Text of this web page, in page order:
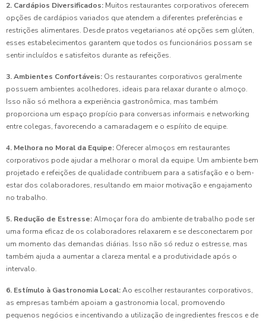
2. Cardápios Diversificados: Muitos restaurantes corporativos oferecem
opções de cardápios variados que atendem a diferentes preferências e
restrições alimentares. Desde pratos vegetarianos até opções sem glúten,
esses estabelecimentos garantem que todos os funcionários possam se
sentir incluídos e satisfeitos durante as refeições.
3. Ambientes Confortáveis: Os restaurantes corporativos geralmente
possuem ambientes acolhedores, ideais para relaxar durante o almoço.
Isso não só melhora a experiência gastronômica, mas também
proporciona um espaço propício para conversas informais e networking
entre colegas, favorecendo a camaradagem e o espírito de equipe.
4. Melhora no Moral da Equipe: Oferecer almoços em restaurantes
corporativos pode ajudar a melhorar o moral da equipe. Um ambiente bem
projetado e refeições de qualidade contribuem para a satisfação e o bem-
estar dos colaboradores, resultando em maior motivação e engajamento
no trabalho.
5. Redução de Estresse:Almoçar fora do ambiente de trabalho pode ser
uma forma eficaz de os colaboradores relaxarem e se desconectarem por
um momento das demandas diárias. Isso não só reduz o estresse, mas
também ajuda a aumentar a clareza mental e a produtividade após o
intervalo.
6. Estímulo à Gastronomia Local:Ao escolher restaurantes corporativos,
as empresas também apoiam a gastronomia local, promovendo
pequenos negócios e incentivando a utilização de ingredientes frescos e de